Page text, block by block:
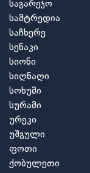
საგარეჯო
სამტრედია
საჩხერე
სენაკი
სიონი
სიღნაღი
სოხუმი
სურამი
ურეკი
უშგული
ფოთი
ქობულეთი